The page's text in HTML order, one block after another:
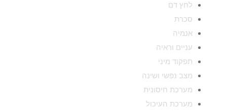
לחץ דם
סכרת
אנמיה
עניים וראיה
תפקוד מיני
מצב נפשי ושינה
מערכת חיסונית
מערכת העיכול